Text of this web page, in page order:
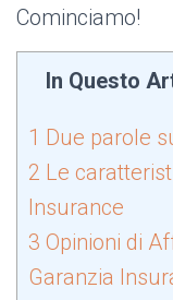
Cominciamo!
In Questo
1 Due parole
2 Le
Insurance
3 Opinioni di
Garanzia